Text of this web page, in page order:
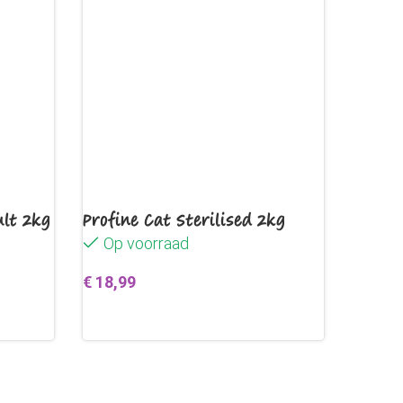
28,0%
2kg Profine Cat Sterilised 2kg
Op voorraad
€ 18,99